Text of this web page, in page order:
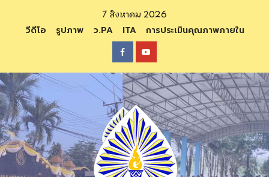
content
7 สิงหาคม 2026
วีดีโอ รูปภาพ ว.PA ITA การประเมินคุณภาพภายใน
FacebookYoutube